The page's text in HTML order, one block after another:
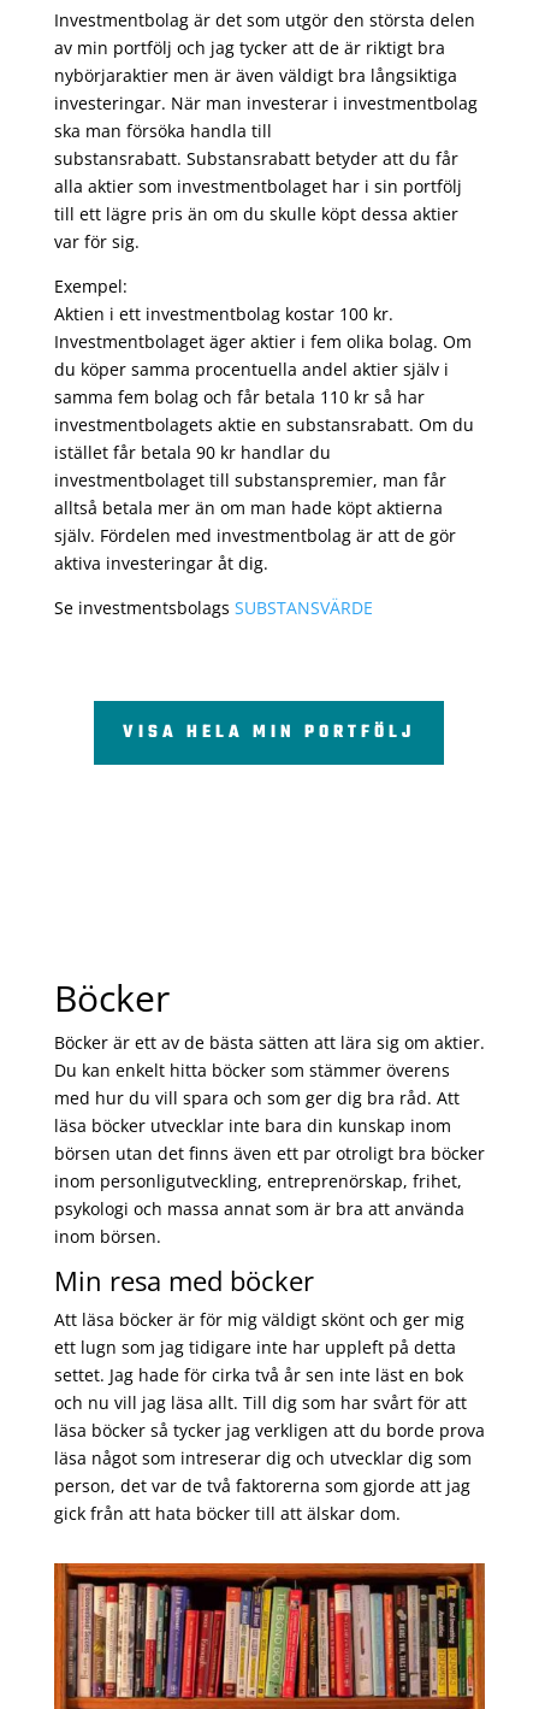
Investmentbolag är det som utgör den största delen
av min portfölj och jag tycker att de är riktigt bra
nybörjaraktier men är även väldigt bra långsiktiga
investeringar. När man investerar i investmentbolag
ska man försöka handla till
substansrabatt. Substansrabatt betyder att du får
alla aktier som investmentbolaget har i sin portfölj
till ett lägre pris än om du skulle köpt dessa aktier
var för sig.
Exempel:
Aktien i ett investmentbolag kostar 100 kr.
Investmentbolaget äger aktier i fem olika bolag. Om
du köper samma procentuella andel aktier själv i
samma fem bolag och får betala 110 kr så har
investmentbolagets aktie en substansrabatt. Om du
istället får betala 90 kr handlar du
investmentbolaget till substanspremier, man får
alltså betala mer än om man hade köpt aktierna
själv. Fördelen med investmentbolag är att de gör
aktiva investeringar åt dig.
Se investmentsbolags SUBSTANSVÄRDE
VISA HELA MIN PORTFÖLJ
Böcker
Böcker är ett av de bästa sätten att lära sig om aktier.
Du kan enkelt hitta böcker som stämmer överens
med hur du vill spara och som ger dig bra råd. Att
läsa böcker utvecklar inte bara din kunskap inom
börsen utan det finns även ett par otroligt bra böcker
inom personligutveckling, entreprenörskap, frihet,
psykologi och massa annat som är bra att använda
inom börsen.
Min resa med böcker
Att läsa böcker är för mig väldigt skönt och ger mig
ett lugn som jag tidigare inte har uppleft på detta
settet. Jag hade för cirka två år sen inte läst en bok
och nu vill jag läsa allt. Till dig som har svårt för att
läsa böcker så tycker jag verkligen att du borde prova
läsa något som intreserar dig och utvecklar dig som
person, det var de två faktorerna som gjorde att jag
gick från att hata böcker till att älskar dom.